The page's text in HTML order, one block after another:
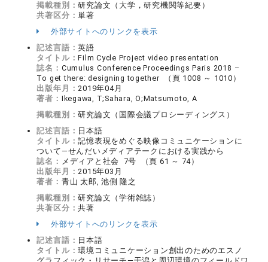
掲載種別：研究論文（大学，研究機関等紀要）
共著区分：単著
外部サイトへのリンクを表示
記述言語：英語
タイトル：Film Cycle Project video presentation
誌名： Cumulus Conference Proceedings Paris 2018 –
To get there: designing together （頁 1008 ～ 1010）
出版年月：2019年04月
著者： Ikegawa, T;Sahara, O;Matsumoto, A
掲載種別：研究論文（国際会議プロシーディングス）
記述言語： 日本語
タイトル：記憶表現をめぐる映像コミュニケーションに
ついて―せんだいメディアテークにおける実践から
誌名： メディアと社会 7号 （頁 61 ～ 74）
出版年月：2015年03月
著者： 青山 太郎, 池側 隆之
掲載種別：研究論文（学術雑誌）
共著区分：共著
外部サイトへのリンクを表示
記述言語： 日本語
タイトル：環境コミュニケーション創出のためのエスノ